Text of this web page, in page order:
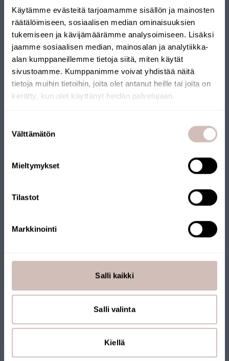
Käytämme evästeitä tarjoamamme sisällön ja mainosten
räätälöimiseen, sosiaalisen median ominaisuuksien
tukemiseen ja kävijämäärämme analysoimiseen. Lisäksi
jaamme sosiaalisen median, mainosalan ja analytiikka-
alan kumppaneillemme tietoja siitä, miten käytät
sivustoamme. Kumppanimme voivat yhdistää näitä
tietoja muihin tietoihin, joita olet antanut heille tai joita on
kerätty, kun olet käyttänyt heidän palvelujaan.
valinta
Välttämätön
Mieltymykset
Tilastot
Markkinointi
Salli kaikki
Salli valinta
Kiellä
John Guest -tulpat ja muut tarvikkeet
Katso tuotteet